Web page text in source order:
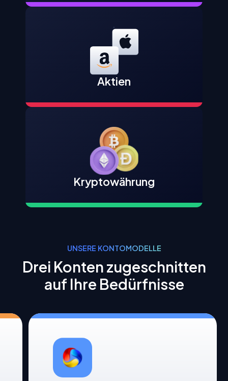
Aktien
Kryptowährung
UNSERE KONTOMODELLE
Drei Konten zugeschnitten
auf Ihre Bedürfnisse